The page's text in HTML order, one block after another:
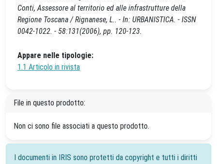
Conti, Assessore al territorio ed alle infrastrutture della
Regione Toscana / Rignanese, L.. - In: URBANISTICA. - ISSN
0042-1022. - 58:131(2006), pp. 120-123.
Appare nelle tipologie:
1.1 Articolo in rivista
File in questo prodotto:
Non ci sono file associati a questo prodotto.
I documenti in IRIS sono protetti da copyright e tutti i diritti